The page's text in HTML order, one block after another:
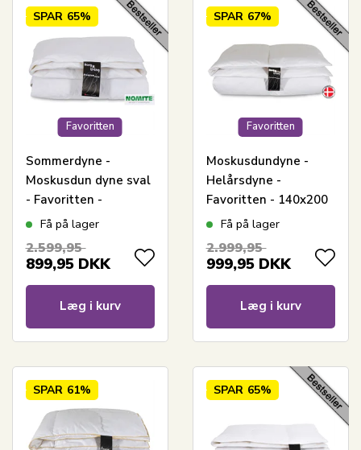
Favoritten
SPAR 65%
Sommerdyne -
Moskusdun dyne sval
- Favoritten -
140x200 cm - Bedste
moskusdun
Få på lager
2.599,95
899,95 DKK
Læg i kurv
Favoritten
SPAR 67%
Moskusdundyne -
Helårsdyne -
Favoritten - 140x200
cm - Bedste dundyne
Få på lager
2.999,95
999,95 DKK
Læg i kurv
SPAR 61% SPAR 65%